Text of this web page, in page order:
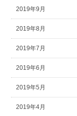
2019年9月
2019年8月
2019年7月
2019年6月
2019年5月
2019年4月